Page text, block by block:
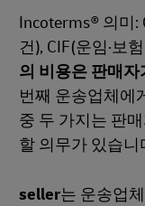
Incoterms® 의미:
건), CIF(운임·보
의 비용은 판매자
번째 운송업체에
중 두 가지는 판
할 의무가 있습니
seller는 운송업